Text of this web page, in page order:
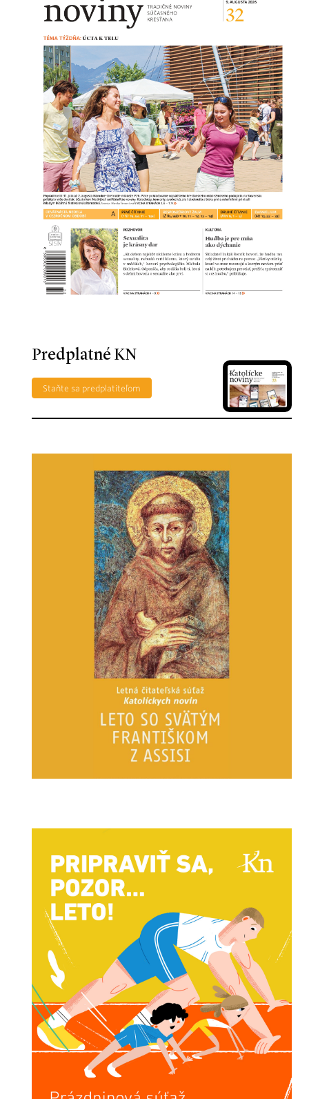
Predplatné KN
Staňte sa predplatiteľom